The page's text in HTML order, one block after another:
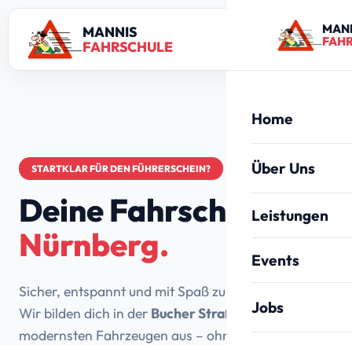
MANNIS
FAHRSCHULE
Home
Über Uns
Leistungen
Alle Leistungen
Anhänger (BE)
Events
30 Jahre
Jobs
STARTKLAR FÜR DEN FÜHRERSCHEIN?
Deine Fahrschule in
Nürnberg.
Sicher, entspannt und mit Spaß zum Führerschein.
Wir bilden dich in der Bucher Straße 95auf
modernsten Fahrzeugen aus – ohne Stress und